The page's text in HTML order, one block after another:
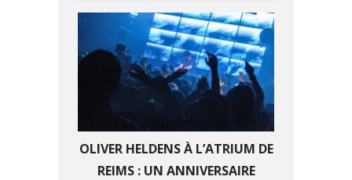
OLIVER HELDENS À L’ATRIUM DE
REIMS : UN ANNIVERSAIRE